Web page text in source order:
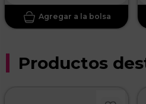
ENVIAR
Productos